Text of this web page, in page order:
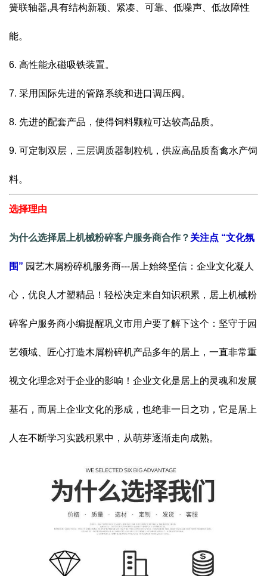
簧联轴器,具有结构新颖、紧凑、可靠、低噪声、低故障性
能。
6. 高性能永磁吸铁装置。
7. 采用国际先进的管路系统和进口调压阀。
8. 先进的配套产品，使得饲料颗粒可达较高品质。
9. 可定制双层，三层调质器制粒机，供应高品质畜禽水产饲
料。
选择理由
为什么选择居上机械粉碎客户服务商合作？ 关注点 “文化氛
围” 园艺木屑粉碎机服务商---居上始终坚信：企业文化凝人
心，优良人才塑精品！轻松决定来自知识积累，居上机械粉
碎客户服务商小编提醒巩义市用户要了解下这个：坚守于园
艺领域、匠心打造木屑粉碎机产品多年的居上，一直非常重
视文化理念对于企业的影响！企业文化是居上的灵魂和发展
基石，而居上企业文化的形成，也绝非一日之功，它是居上
人在不断学习实践积累中，从萌芽逐渐走向成熟。